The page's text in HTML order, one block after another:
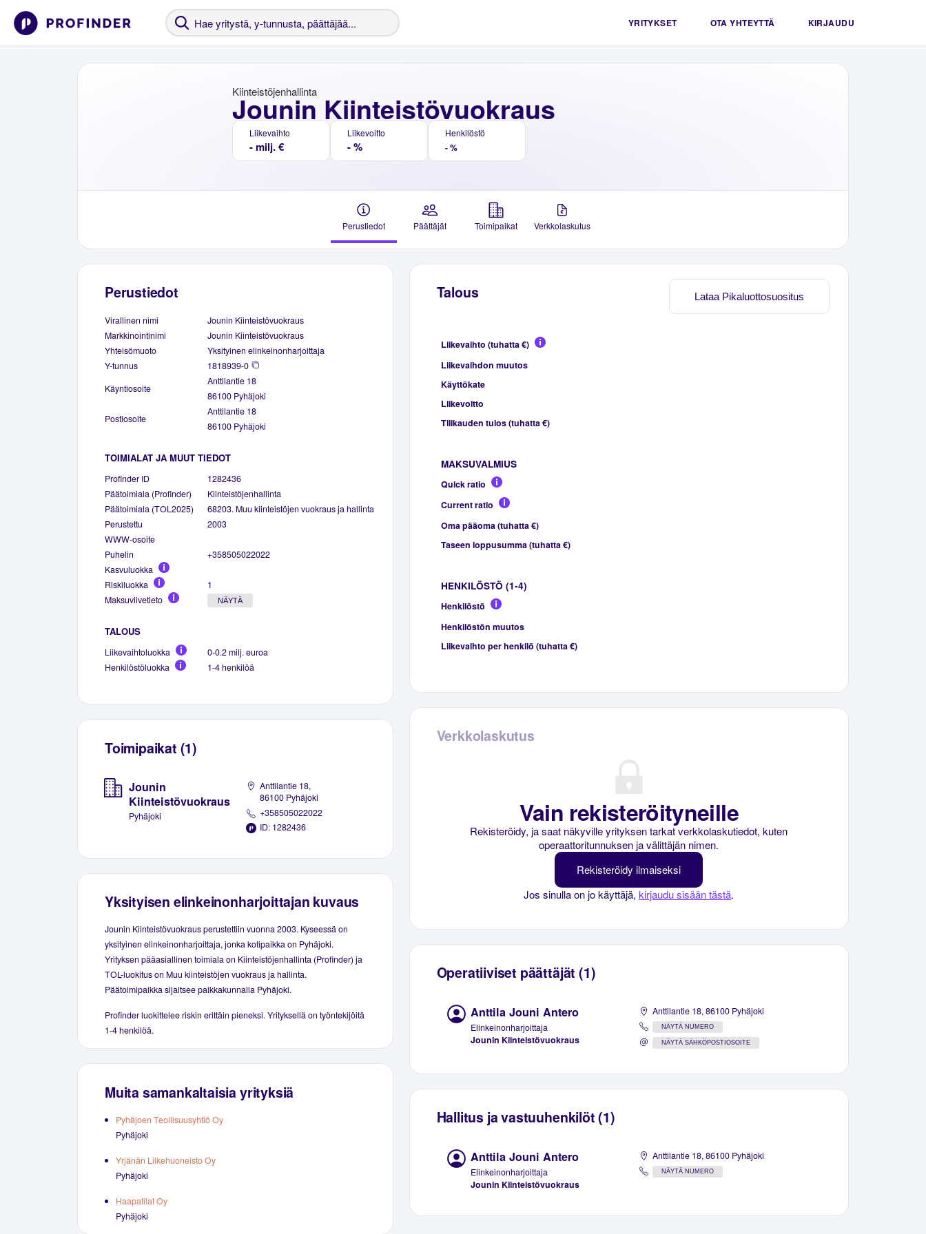
YRITYKSET OTA YHTEYTTÄ KIRJAUDU
Jounin Kiinteistövuokraus
Kiinteistöjenhallinta
Liikevaihto
- milj. €
Liikevoitto
- %
Henkilöstö
- %
Perustiedot Päättäjät Toimipaikat Verkkolaskutus
Perustiedot
Virallinen nimi
Jounin Kiinteistövuokraus
Markkinointinimi
Jounin Kiinteistövuokraus
Yhteisömuoto
Yksityinen elinkeinonharjoittaja
Y-tunnus
1818939-0
Käyntiosoite
Anttilantie 18
86100 Pyhäjoki
Postiosoite
Anttilantie 18
86100 Pyhäjoki
TOIMIALAT JA MUUT TIEDOT
Profinder ID
1282436
Päätoimiala (Profinder)
Kiinteistöjenhallinta
Päätoimiala (TOL2025)
68203. Muu kiinteistöjen vuokraus ja hallinta
Perustettu
2003
WWW-osoite
Puhelin
+358505022022
Kasvuluokka
Riskiluokka
1
Maksuviivetieto
NÄYTÄ
TALOUS
Liikevaihtoluokka
0-0.2 milj. euroa
Henkilöstöluokka
1-4 henkilöä
Toimipaikat (1)
Jounin
Kiinteistövuokraus
Pyhäjoki
Anttilantie 18,
86100 Pyhäjoki
+358505022022
ID: 1282436
Yksityisen elinkeinonharjoittajan kuvaus
Jounin Kiinteistövuokraus perustettiin vuonna 2003. Kyseessä on
yksityinen elinkeinonharjoittaja, jonka kotipaikka on Pyhäjoki.
Yrityksen pääasiallinen toimiala on Kiinteistöjenhallinta (Profinder) ja
TOL-luokitus on Muu kiinteistöjen vuokraus ja hallinta.
Päätoimipaikka sijaitsee paikkakunnalla Pyhäjoki.
Profinder luokittelee riskin erittäin pieneksi. Yrityksellä on työntekijöitä
1-4 henkilöä.
Muita samankaltaisia yrityksiä
Pyhäjoen Teollisuusyhtiö Oy
Pyhäjoki
Yrjänän Liikehuoneisto Oy
Pyhäjoki
Haapatilat Oy
Pyhäjoki
Lataa Pikaluottosuositus
Talous
Liikevaihto (tuhatta €)
Liikevaihdon muutos
Käyttökate
Liikevoitto
Tilikauden tulos (tuhatta €)
MAKSUVALMIUS
Quick ratio
Current ratio
Oma pääoma (tuhatta €)
Taseen loppusumma (tuhatta €)
HENKILÖSTÖ (1-4)
Henkilöstö
Henkilöstön muutos
Liikevaihto per henkilö (tuhatta €)
Verkkolaskutus
Vain rekisteröityneille
Rekisteröidy, ja saat näkyville yrityksen tarkat verkkolaskutiedot, kuten
operaattoritunnuksen ja välittäjän nimen.
Rekisteröidy ilmaiseksi
Jos sinulla on jo käyttäjä,kirjaudu sisään tästä.
Operatiiviset päättäjät (1)
Anttila Jouni Antero
Elinkeinonharjoittaja
Jounin Kiinteistövuokraus
Anttilantie 18, 86100 Pyhäjoki
NÄYTÄ NUMERO
NÄYTÄ SÄHKÖPOSTIOSOITE
Hallitus ja vastuuhenkilöt (1)
Anttila Jouni Antero
Elinkeinonharjoittaja
Jounin Kiinteistövuokraus
Anttilantie 18, 86100 Pyhäjoki
NÄYTÄ NUMERO